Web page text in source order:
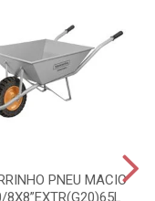
PNEU MACIC
8X8”EXTR(G20)65L